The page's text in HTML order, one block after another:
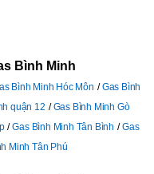
Bình Minh
Bình Minh Hóc Môn
Gas Bình
quận 12
Gas Bình Minh Gò
Gas Bình Minh Tân Bình
Gas
Minh Tân Phú